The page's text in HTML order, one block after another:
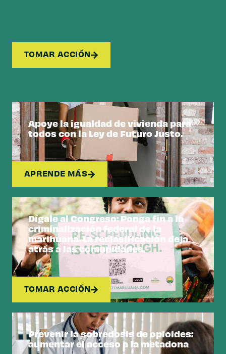
TOMAR ACCIÓN
Apoye la igualdad de vivienda para
todos con la Ley de Futuro Justo.
APRENDE MÁS
Dígale al Congreso: Ponga fin a la
criminalización federal de la
marihuana. La reclasificación deja
atrás a las comunidades.
TOMAR ACCIÓN
Prevenir la sobredosis de opioides:
aumentar el acceso a la metadona